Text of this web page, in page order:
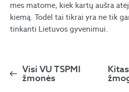
mes matome, kiek kartų aušra
kiemą. Todėl tai tikrai yra ne tik
tinkanti Lietuvos gyvenimui.
Visi VU TSPMI
žmonės